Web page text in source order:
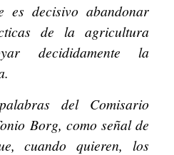
es decisivo abandonar
de la agricultura
decididamente la
del Comisario
Borg, como señal de
cuando quieren, los